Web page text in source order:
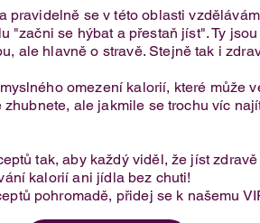
se v této oblasti
"začni se hýbat a přestaň jíst". Ty
ale hlavně o stravě. Stejně tak i
omezení kalorií, které může
ale jakmile se trochu víc
tak, aby každý viděl, že jíst
kalorií ani jídla bez chuti!​
pohromadě, přidej se k našemu